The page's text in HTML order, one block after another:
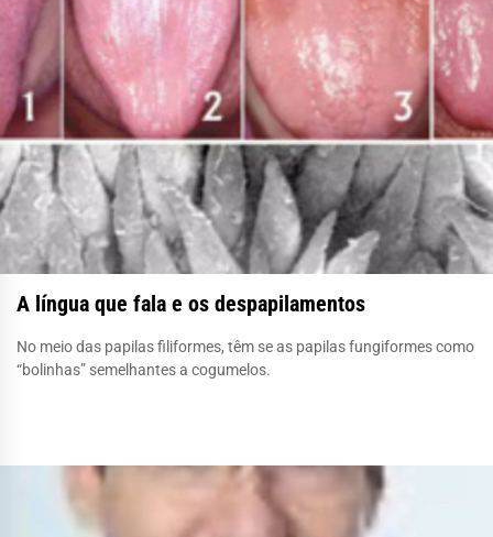
A língua que fala e os despapilamentos
No meio das papilas filiformes, têm se as papilas fungiformes como
“bolinhas” semelhantes a cogumelos.